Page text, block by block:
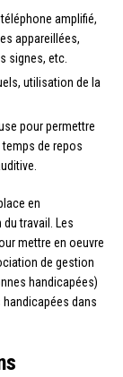
amplifié,
appareillées,
signes, etc.
utilisation de la
pour permettre
de repos
en
travail. Les
mettre en oeuvre
de gestion
handicapées)
handicapées dans